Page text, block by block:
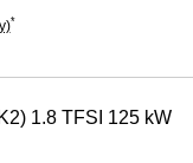
*
1.8 TFSI 125 kW